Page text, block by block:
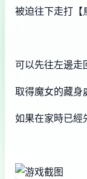
被迫往下走打【
可以先往左邊走
取得魔女的藏身
如果在家時已經